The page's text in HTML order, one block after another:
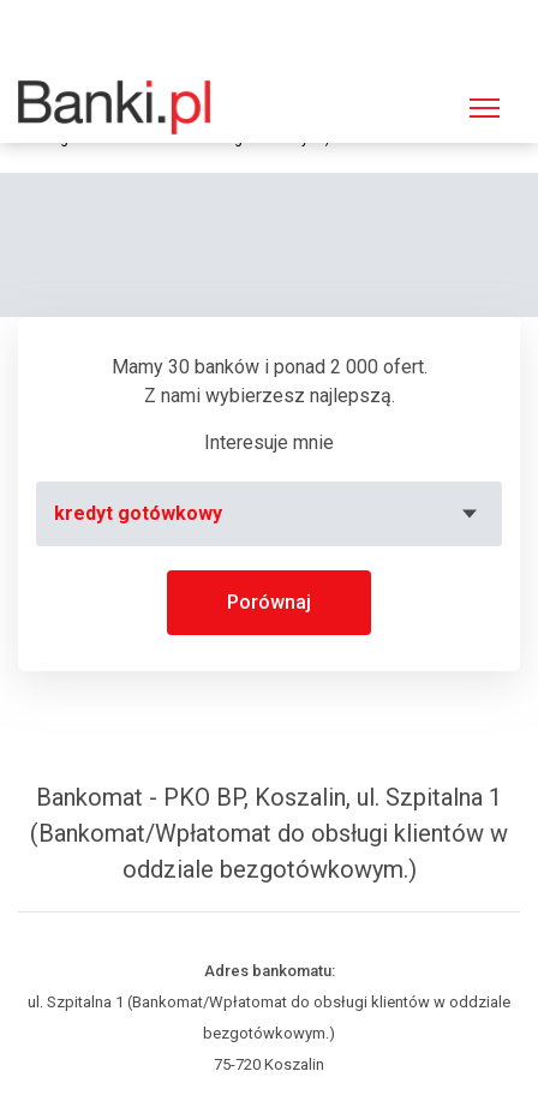
Strona główna
Bankomat PKO BP, Koszalin, ul. Szpitalna 1 (Bankomat/Wpłatomat do
obsługi klientów w oddziale bezgotówkowym.)
Mamy 30 banków i ponad 2 000 ofert.
Z nami wybierzesz najlepszą.
Interesuje mnie
kredyt gotówkowy
Porównaj
Bankomat - PKO BP, Koszalin, ul. Szpitalna 1
(Bankomat/Wpłatomat do obsługi klientów w
oddziale bezgotówkowym.)
Adres bankomatu:
ul. Szpitalna 1 (Bankomat/Wpłatomat do obsługi klientów w oddziale
bezgotówkowym.)
75-720 Koszalin